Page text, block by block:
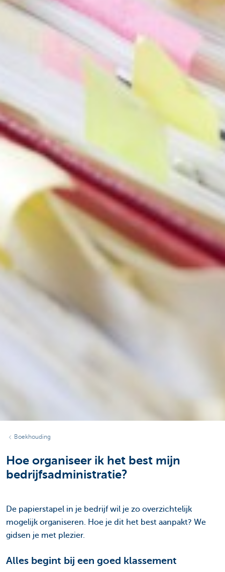
Boekhouding
Hoe organiseer ik het best mijn
bedrijfsadministratie?
De papierstapel in je bedrijf wil je zo overzichtelijk
mogelijk organiseren. Hoe je dit het best aanpakt? We
gidsen je met plezier.
Alles begint bij een goed klassement